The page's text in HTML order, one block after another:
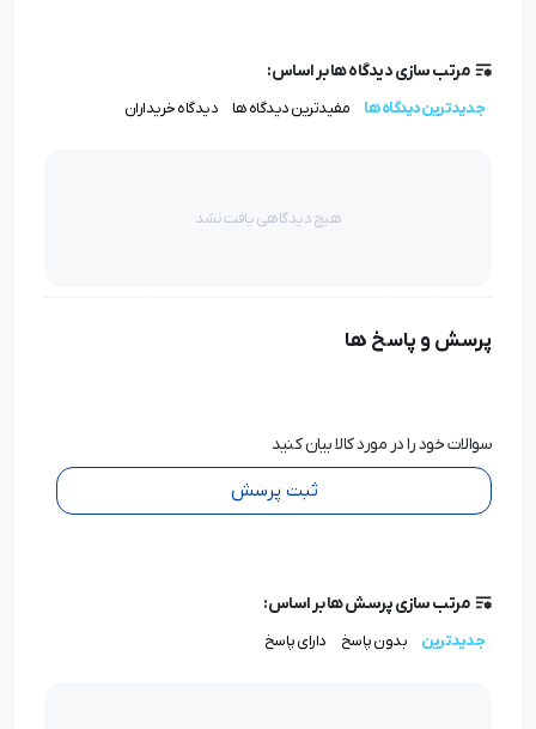
مرتب سازی دیدگاه ها بر اساس:
جدیدترین دیدگاه ها مفیدترین دیدگاه ها دیدگاه خریداران
هیچ دیدگاهی یافت نشد
پرسش و پاسخ ها
سوالات خود را در مورد کالا بیان کنید
ثبت پرسش
مرتب سازی پرسش ها بر اساس:
جدیدترین بدون پاسخ دارای پاسخ